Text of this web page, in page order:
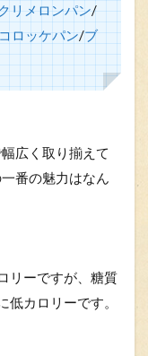
リメロンパン/
ロッケパン/ブ
広く取り揃えて
番の魅力はなん
リーですが、糖質
カロリーです。